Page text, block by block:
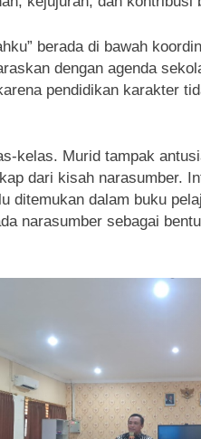
berada di bawah
dengan agenda
pendidikan karakter
kelas. Murid tampak
dari kisah narasumber.
ditemukan dalam buku
narasumber sebagai